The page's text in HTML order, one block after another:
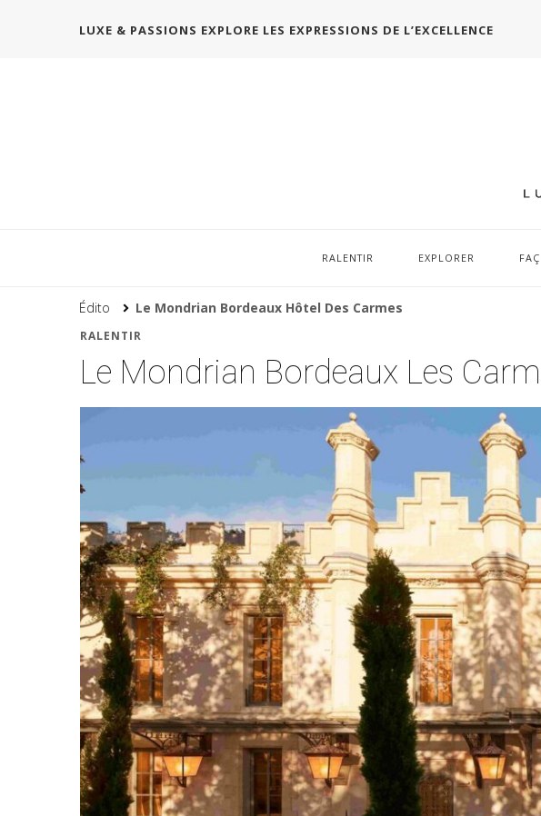
LUXE & PASSIONS EXPLORE LES EXPRESSIONS DE L’EXCELLENCE
RALENTIR EXPLORER
Édito Le Mondrian Bordeaux Hôtel Des Carmes
RALENTIR
Le Mondrian Bordeaux Les